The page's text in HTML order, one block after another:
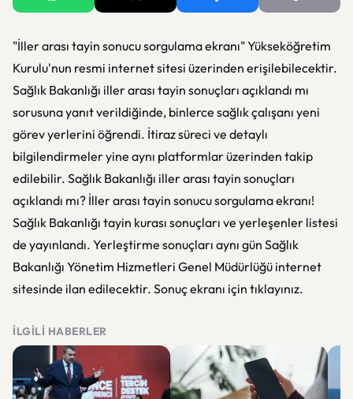
"İller arası tayin sonucu sorgulama ekranı" Yükseköğretim
Kurulu'nun resmi internet sitesi üzerinden erişilebilecektir.
Sağlık Bakanlığı iller arası tayin sonuçları açıklandı mı
sorusuna yanıt verildiğinde, binlerce sağlık çalışanı yeni
görev yerlerini öğrendi. İtiraz süreci ve detaylı
bilgilendirmeler yine aynı platformlar üzerinden takip
edilebilir. Sağlık Bakanlığı iller arası tayin sonuçları
açıklandı mı? İller arası tayin sonucu sorgulama ekranı!
Sağlık Bakanlığı tayin kurası sonuçları ve yerleşenler listesi
de yayınlandı. Yerleştirme sonuçları aynı gün Sağlık
Bakanlığı Yönetim Hizmetleri Genel Müdürlüğü internet
sitesinde ilan edilecektir. Sonuç ekranı için tıklayınız.
İLGILI HABERLER